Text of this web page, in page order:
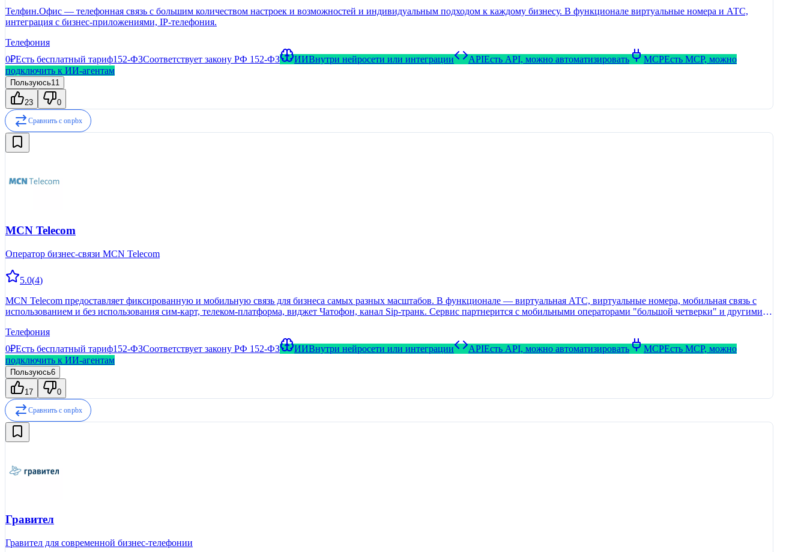
Телфин.Офис — телефонная связь с большим количеством настроек и возможностей и индивидуальным подходом к каждому бизнесу. В функционале виртуальные номера и АТС,
интеграция с бизнес-приложениями, IP-телефония.
Телефония
0₽Есть бесплатный тариф152-ФЗСоответствует закону РФ 152-ФЗ ИИВнутри нейросети или интеграции APIЕсть API, можно автоматизировать MCPЕсть MCP, можно
подключить к ИИ-агентам
Пользуюсь11
23 0
Сравнить сonpbx
MCN Telecom
Оператор бизнес-связи MCN Telecom
5.0(4)
MCN Telecom предоставляет фиксированную и мобильную связь для бизнеса самых разных масштабов. В функционале — виртуальная АТС, виртуальные номера, мобильная связь с
использованием и без использования сим-карт, телеком-платформа, виджет Чатофон, канал Sip-транк. Сервис партнерится с мобильными операторами "большой четверки" и другими
Телефония
0₽Есть бесплатный тариф152-ФЗСоответствует закону РФ 152-ФЗ ИИВнутри нейросети или интеграции APIЕсть API, можно автоматизировать MCPЕсть MCP, можно
подключить к ИИ-агентам
Пользуюсь6
17 0
Сравнить сonpbx
Гравител
Гравител для современной бизнес-телефонии